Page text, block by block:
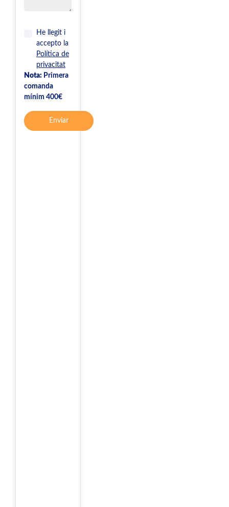
He llegit i
accepto la
Política de
privacitat
Nota: Primera
comanda
mínim 400€
Enviar